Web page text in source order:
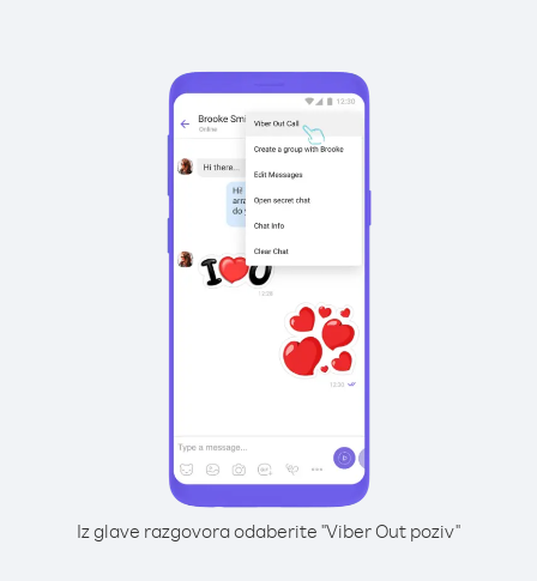
Iz glave razgovora odaberite "Viber Out poziv"